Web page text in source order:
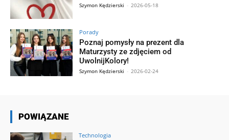
Szymon Kędzierski - 2026-05-18
Porady
Poznaj pomysły na prezent dla
Maturzysty ze zdjęciem od
UwolnijKolory!
Szymon Kędzierski - 2026-02-24
POWIĄZANE
Technologia